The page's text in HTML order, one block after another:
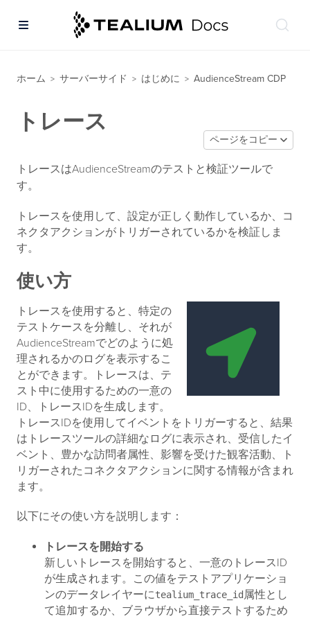
ホーム > サーバーサイド > はじめに > AudienceStream CDP
トレース
ページをコピー
トレースはAudienceStreamのテストと検証ツールで
す。
トレースを使用して、設定が正しく動作しているか、コ
ネクタアクションがトリガーされているかを検証しま
す。
使い方
トレースを使用すると、特定の
テストケースを分離し、それが
AudienceStreamでどのように処
理されるかのログを表示するこ
とができます。トレースは、テ
スト中に使用するための一意の
ID、トレースIDを生成します。
トレースIDを使用してイベントをトリガーすると、結果
はトレースツールの詳細なログに表示され、受信したイ
ベント、豊かな訪問者属性、影響を受けた観客活動、ト
リガーされたコネクタアクションに関する情報が含まれ
ます。
以下にその使い方を説明します：
トレースを開始する
新しいトレースを開始すると、一意のトレースID
が生成されます。この値をテストアプリケーショ
ンのデータレイヤーにtealium_trace_id属性とし
て追加するか、ブラウザから直接テストするため